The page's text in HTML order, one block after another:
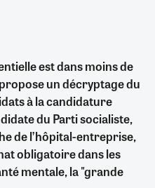
est dans moins de
un décryptage du
à la candidature
du Parti socialiste,
de l’hôpital-entreprise,
obligatoire dans les
mentale, la "grande